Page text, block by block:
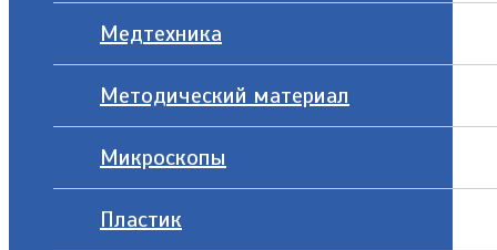
Медтехника
Методический материал
Микроскопы
Пластик